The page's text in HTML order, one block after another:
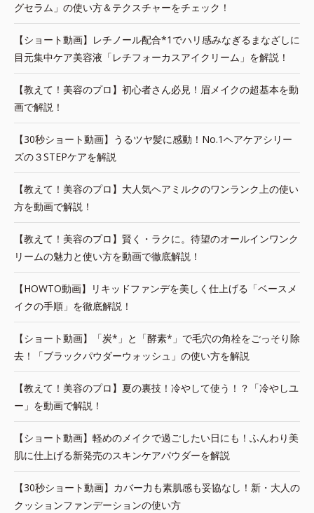
グセラム」の使い方＆テクスチャーをチェック！
【ショート動画】レチノール配合*1でハリ感みなぎるまなざしに
目元集中ケア美容液「レチフォーカスアイクリーム」を解説！
【教えて！美容のプロ】初心者さん必見！眉メイクの超基本を動
画で解説！
【30秒ショート動画】うるツヤ髪に感動！No.1ヘアケアシリー
ズの３STEPケアを解説
【教えて！美容のプロ】大人気ヘアミルクのワンランク上の使い
方を動画で解説！
【教えて！美容のプロ】賢く・ラクに。待望のオールインワンク
リームの魅力と使い方を動画で徹底解説！
【HOWTO動画】リキッドファンデを美しく仕上げる「ベースメ
イクの手順」を徹底解説！
【ショート動画】「炭*」と「酵素*」で毛穴の角栓をごっそり除
去！「ブラックパウダーウォッシュ」の使い方を解説
【教えて！美容のプロ】夏の裏技！冷やして使う！？「冷やしユ
ー」を動画で解説！
【ショート動画】軽めのメイクで過ごしたい日にも！ふんわり美
肌に仕上げる新発売のスキンケアパウダーを解説
【30秒ショート動画】カバー力も素肌感も妥協なし！新・大人の
クッションファンデーションの使い方